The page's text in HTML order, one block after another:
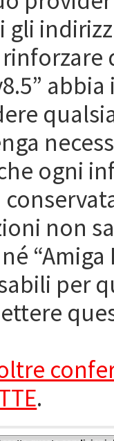
ogni
non
per
.